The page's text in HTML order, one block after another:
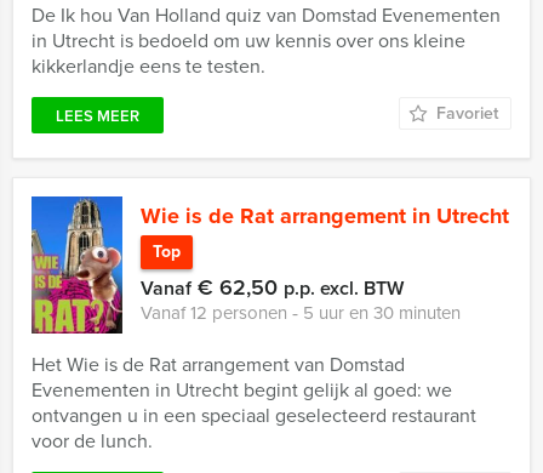
De Ik hou Van Holland quiz van Domstad Evenementen
in Utrecht is bedoeld om uw kennis over ons kleine
kikkerlandje eens te testen.
LEES MEER Favoriet
Wie is de Rat arrangement in Utrecht
Top
Vanaf€ 62,50 p.p. excl. BTW
Vanaf 12 personen ‐ 5 uur en 30 minuten
Het Wie is de Rat arrangement van Domstad
Evenementen in Utrecht begint gelijk al goed: we
ontvangen u in een speciaal geselecteerd restaurant
voor de lunch.